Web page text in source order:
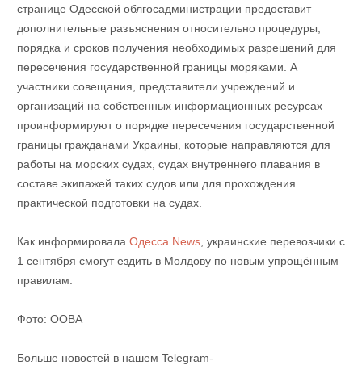
странице Одесской облгосадминистрации предоставит
дополнительные разъяснения относительно процедуры,
порядка и сроков получения необходимых разрешений для
пересечения государственной границы моряками. А
участники совещания, представители учреждений и
организаций на собственных информационных ресурсах
проинформируют о порядке пересечения государственной
границы гражданами Украины, которые направляются для
работы на морских судах, судах внутреннего плавания в
составе экипажей таких судов или для прохождения
практической подготовки на судах.
Как информировала Одесса News, украинские перевозчики с
1 сентября смогут ездить в Молдову по новым упрощённым
правилам.
Фото: ООВА
Больше новостей в нашем Telegram-